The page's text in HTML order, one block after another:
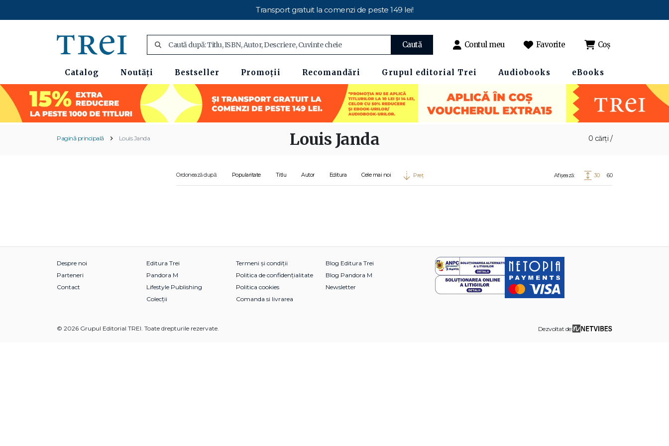
Transport gratuit la comenzi de peste 149 lei!
Caută Contul meu Favorite Coș
Catalog Noutăți Bestseller Promoții Recomandări Grupul editorial Trei Audiobooks eBooks
Pagină principală Louis Janda 0 cărți /
Louis Janda
Ordonează după: Popularitate Titlu Autor Editura Cele mai noi Preț Afișează: 30 60
Despre noi
Parteneri
Contact
Editura Trei
Pandora M
Lifestyle Publishing
Colecții
Termeni și condiții
Politica de confidențialitate
Politica cookies
Comanda si livrarea
Blog Editura Trei
Blog Pandora M
Newsletter
© 2026 Grupul Editorial TREI. Toate drepturile rezervate. Dezvoltat de: